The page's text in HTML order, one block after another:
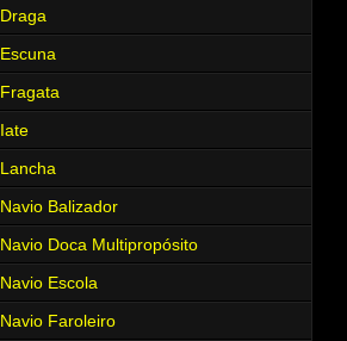
Draga
Escuna
Fragata
Iate
Lancha
Navio Balizador
Navio Doca Multipropósito
Navio Escola
Navio Faroleiro